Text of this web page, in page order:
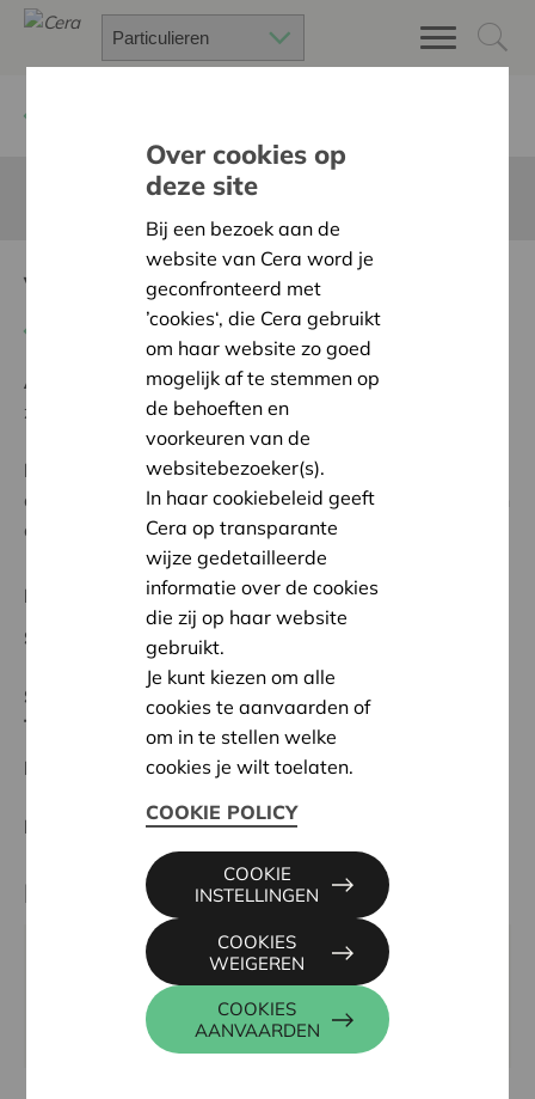
Deze pagina is niet vertaald in het Nederlands
Vlotte schoolstart
Terug naar overzicht
Ambitie:
Een solidaire, respectvolle samenleving
zonder drempels
Programma:
Iedereen gelijke kansen bieden om
actief, volwaardig en gelijkwaardig deel te nemen aan
de samenleving
Regionaal Project
Startdatum:
05/05/2026
Status:
In behandeling
Turnhout
Datum:
05/05/2026
Beslissing: Goedgekeurd
Partner
De Steunpilaar, Peerdekensstraat 8, 2340 BEERSE
info@de-steunpilaar.be
https://www.de-steunpilaar.be
Over cookies op
deze site
Bij een bezoek aan de
website van Cera word je
geconfronteerd met
’cookies‘, die Cera gebruikt
om haar website zo goed
mogelijk af te stemmen op
de behoeften en
voorkeuren van de
websitebezoeker(s).
In haar cookiebeleid geeft
Cera op transparante
wijze gedetailleerde
informatie over de cookies
die zij op haar website
gebruikt.
Je kunt kiezen om alle
cookies te aanvaarden of
om in te stellen welke
cookies je wilt toelaten.
COOKIE POLICY
COOKIES
AANVAARDEN
COOKIES
WEIGEREN
COOKIE
INSTELLINGEN